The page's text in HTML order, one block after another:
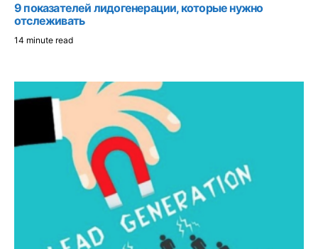
9 показателей лидогенерации, которые нужно
отслеживать
14 minute read